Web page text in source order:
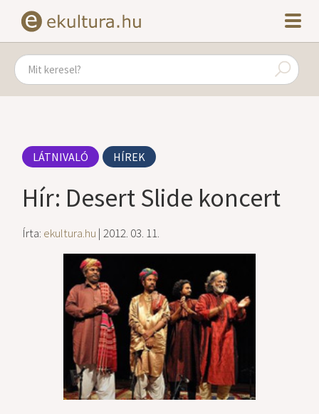
LÁTNIVALÓ HÍREK
Hír: Desert Slide koncert
Írta: ekultura.hu | 2012. 03. 11.